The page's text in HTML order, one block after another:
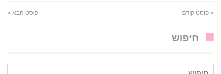
« פוסט קודם פוסט הבא »
חיפוש